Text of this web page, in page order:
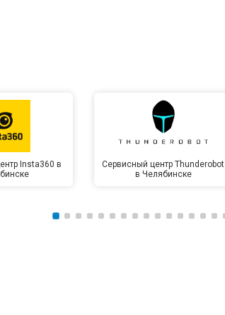
Insta360 в
Сервисный центр Thunderobot
в Челябинске